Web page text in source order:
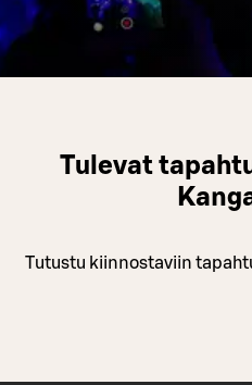
Tulevat
Tutustu kiinnostaviin